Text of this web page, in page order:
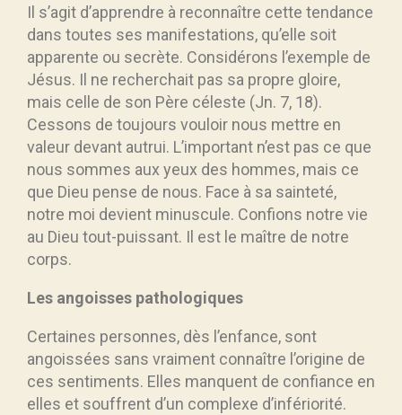
Il s’agit d’apprendre à reconnaître cette tendance
dans toutes ses manifestations, qu’elle soit
apparente ou secrète. Considérons l’exemple de
Jésus. Il ne recherchait pas sa propre gloire,
mais celle de son Père céleste (Jn. 7, 18).
Cessons de toujours vouloir nous mettre en
valeur devant autrui. L’important n’est pas ce que
nous sommes aux yeux des hommes, mais ce
que Dieu pense de nous. Face à sa sainteté,
notre moi devient minuscule. Confions notre vie
au Dieu tout-puissant. Il est le maître de notre
corps.
Les angoisses pathologiques
Certaines personnes, dès l’enfance, sont
angoissées sans vraiment connaître l’origine de
ces sentiments. Elles manquent de confiance en
elles et souffrent d’un complexe d’infériorité.